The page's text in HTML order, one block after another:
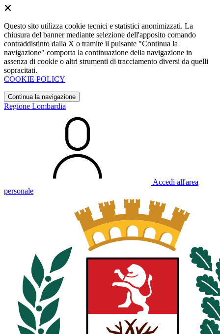
Questo sito utilizza cookie tecnici e statistici anonimizzati. La
chiusura del banner mediante selezione dell'apposito comando
contraddistinto dalla X o tramite il pulsante "Continua la
navigazione" comporta la continuazione della navigazione in
assenza di cookie o altri strumenti di tracciamento diversi da quelli
sopracitati.
COOKIE POLICY
Continua la navigazione
Regione Lombardia
Accedi all'area
personale